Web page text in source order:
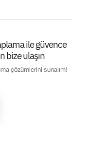
ile güvence
bize ulaşın
çözümlerini sunalım!